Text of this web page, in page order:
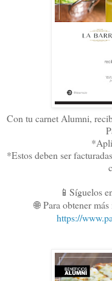
Con tu carnet Alumni,
*Estos deben ser
📱Síguelos
🌐Para obtener
https://